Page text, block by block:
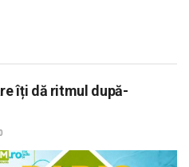
îți dă ritmul după-